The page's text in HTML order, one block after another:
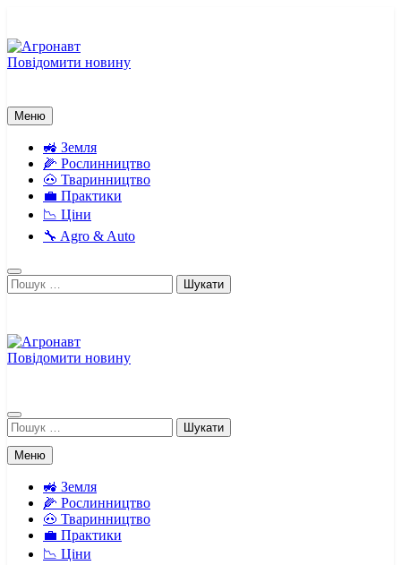
вмісту
Повідомити новину
Меню
🚜 Земля
🌽 Рослинництво
🐽 Тваринництво
💼 Практики
📉 Ціни
🔧 Agro & Auto
Пошук:
Повідомити новину
Пошук:
Меню
🚜 Земля
🌽 Рослинництво
🐽 Тваринництво
💼 Практики
📉 Ціни